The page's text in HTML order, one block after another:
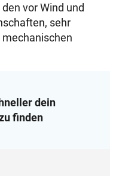
vor Wind und
sehr
dein
finden